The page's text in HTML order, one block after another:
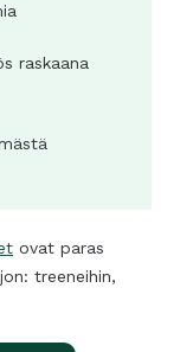
raskaana
ovat paras
treeneihin,